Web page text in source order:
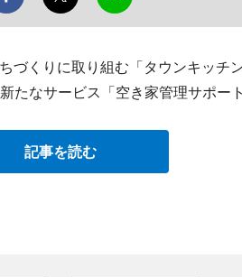
づくりに取り組む「タウンキッチ
たなサービス「空き家管理サポー
記事を読む